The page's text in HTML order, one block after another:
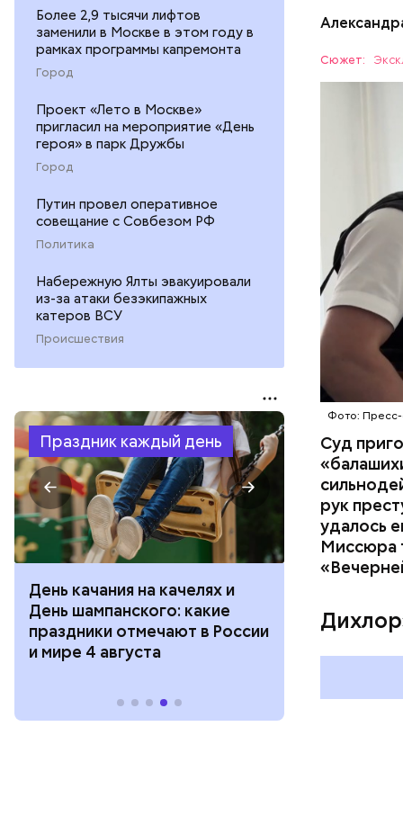
Более 2,9 тысячи лифтов
заменили в Москве в этом году в
рамках программы капремонта
Город
Проект «Лето в Москве»
пригласил на мероприятие «День
героя» в парк Дружбы
Город
Путин провел оперативное
совещание с Совбезом РФ
Политика
Набережную Ялты эвакуировали
из-за атаки безэкипажных
катеров ВСУ
Происшествия
Праздник каждый день
День качания на качелях и
День шампанского: какие
праздники отмечают в России
и мире 4 августа
с зеркалом:
отмечают в
августа
Сюжет:
Фото: Пресс-
Суд
рук
удалось
Миссюра
Все
изъятой
Видео: